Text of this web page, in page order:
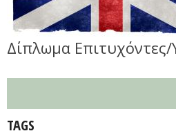
Δίπλωμα
TAGS